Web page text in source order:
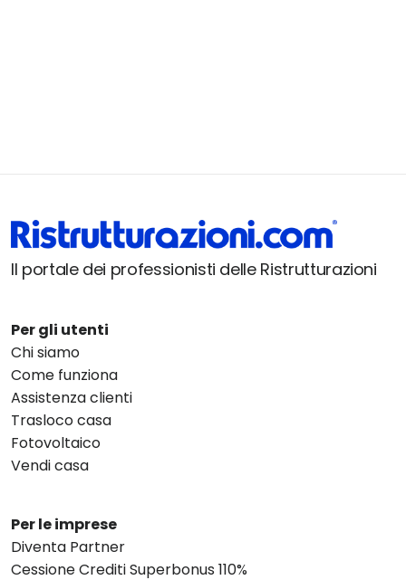
Il portale dei professionisti delle Ristrutturazioni
Per gli utenti
Chi siamo
Come funziona
Assistenza clienti
Trasloco casa
Fotovoltaico
Vendi casa
Per le imprese
Diventa Partner
Cessione Crediti Superbonus 110%